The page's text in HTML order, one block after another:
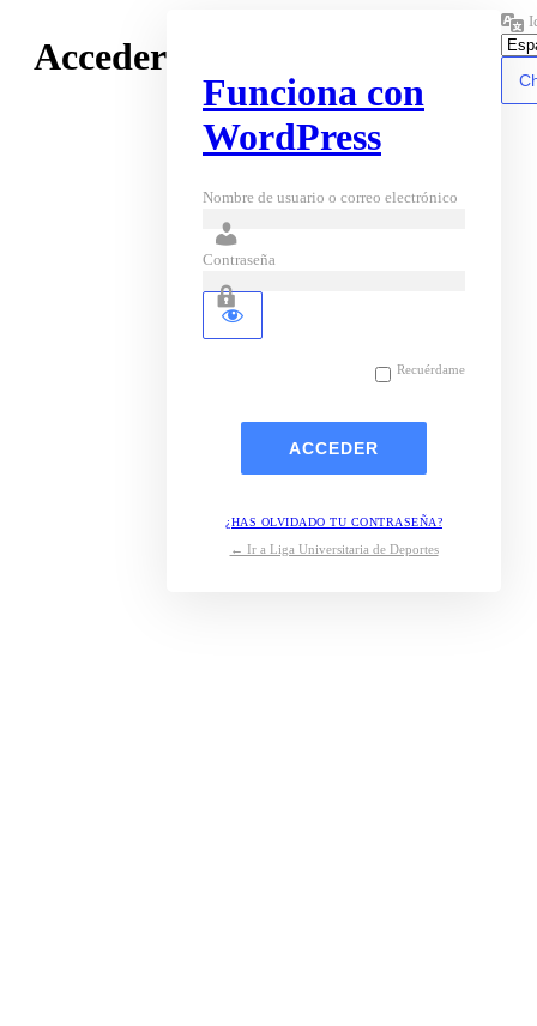
Acceder
Funciona con
WordPress
Nombre de usuario o correo electrónico
Contraseña
Recuérdame
¿HAS OLVIDADO TU CONTRASEÑA?
← Ir a Liga Universitaria de Deportes